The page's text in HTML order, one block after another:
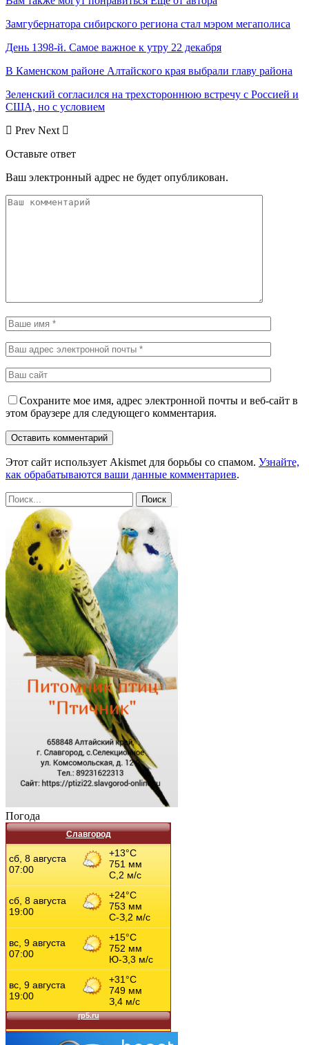
Замгубернатора сибирского региона стал мэром мегаполиса
День 1398-й. Самое важное к утру 22 декабря
В Каменском районе Алтайского края выбрали главу района
Зеленский согласился на трехстороннюю встречу с Россией и
США, но с условием
Prev Next
Оставьте ответ
Ваш электронный адрес не будет опубликован.
Сохраните мое имя, адрес электронной почты и веб-сайт в
этом браузере для следующего комментария.
Этот сайт использует Akismet для борьбы со спамом. Узнайте,
как обрабатываются ваши данные комментариев.
Погода
Славгород